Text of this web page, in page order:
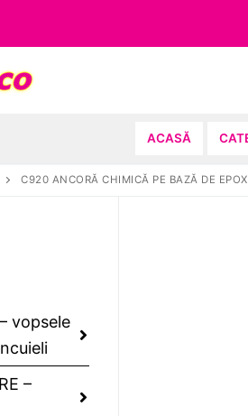
ACASĂ
C920 ANCORĂ CHIMICĂ PE BAZĂ DE
vopsele
–